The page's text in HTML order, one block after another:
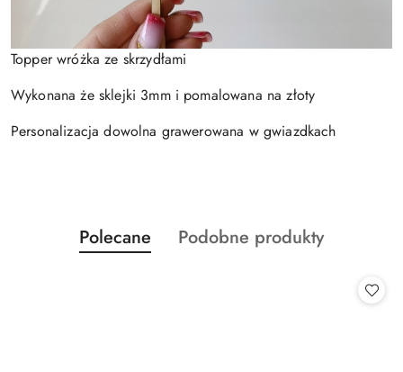
Topper wróżka ze skrzydłami
Wykonana że sklejki 3mm i pomalowana na złoty
Personalizacja dowolna grawerowana w gwiazdkach
Pomiń karuzelę produktów
Produkty
o
Polecane
Produkty
Podobne produkty